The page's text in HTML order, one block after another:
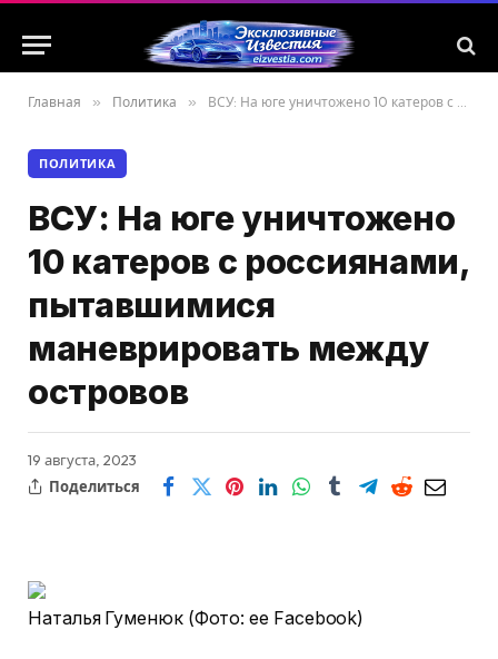
Главная » Политика » ВСУ: На юге уничтожено 10 катеров с россиянами, пытавшимися маневрировать между островов
ПОЛИТИКА
ВСУ: На юге уничтожено
10 катеров с россиянами,
пытавшимися
маневрировать между
островов
19 августа, 2023
Поделиться
Наталья Гуменюк (Фото: ее Facebook)